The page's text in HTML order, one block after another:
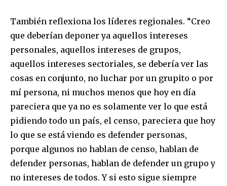
También reflexiona los líderes regionales. “Creo
que deberían deponer ya aquellos intereses
personales, aquellos intereses de grupos,
aquellos intereses sectoriales, se debería ver las
cosas en conjunto, no luchar por un grupito o por
mí persona, ni muchos menos que hoy en día
pareciera que ya no es solamente ver lo que está
pidiendo todo un país, el censo, pareciera que hoy
lo que se está viendo es defender personas,
porque algunos no hablan de censo, hablan de
defender personas, hablan de defender un grupo y
no intereses de todos. Y si esto sigue siempre